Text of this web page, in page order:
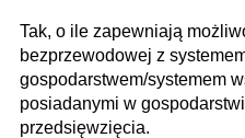
Tak, o ile zapewniają
bezprzewodowej z
gospodarstwem/systemem
posiadanymi w
przedsięwzięcia.